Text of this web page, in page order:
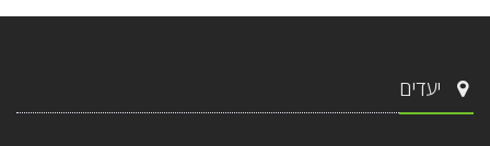
יעדים